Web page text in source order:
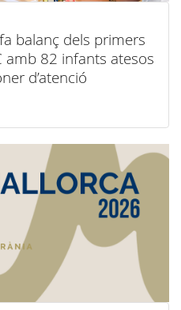
balanç dels primers
amb 82 infants atesos
d’atenció